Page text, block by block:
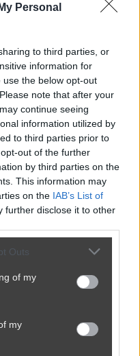
Personal
to third parties, or
information for
the below opt-out
note that after your
continue seeing
information utilized by
to third parties prior to
out of the further
by third parties on the
This information may
on the IAB’s List of
further disclose it to other
Outs
of my
my